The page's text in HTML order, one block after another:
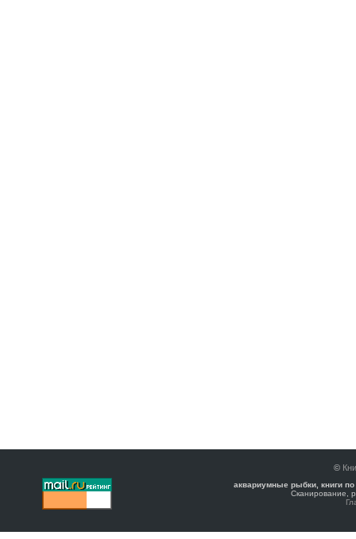
©
аквариумные рыбки, книги
Сканирование,